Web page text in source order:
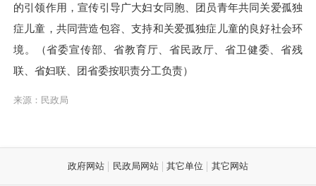
的引领作用，宣传引导广大妇女同胞、团员青年共同关爱孤独
症儿童，共同营造包容、支持和关爱孤独症儿童的良好社会环
境。（省委宣传部、省教育厅、省民政厅、省卫健委、省残
联、省妇联、团省委按职责分工负责）
来源：民政局
政府网站 民政局网站 其它单位 其它网站